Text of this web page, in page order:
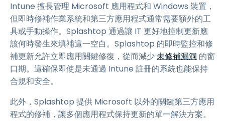
Intune 擅長管理 Microsoft 應用程式和 Windows 裝置，
但即時修補作業系統和第三方應用程式通常需要額外的工
具或手動操作。Splashtop 通過讓 IT 更好地控制更新應
該何時發生來填補這一空白。Splashtop 的即時監控和修
補更新允許立即應用關鍵修復，從而減少未修補漏洞 的窗
口期。這確保即使是未通過 Intune 註冊的系統也能保持
合規和安全。
此外，Splashtop 提供 Microsoft 以外的關鍵第三方應用
程式的修補，讓多個應用程式保持更新的單一解決方案。